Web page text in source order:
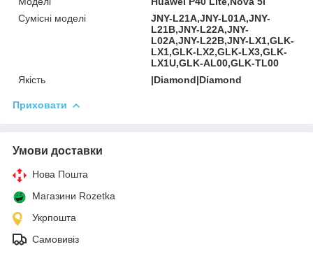
Сумісні моделі
JNY-L21A,JNY-L01A,JNY-
L21B,JNY-L22A,JNY-
L02A,JNY-L22B,JNY-LX1,GLK-
LX1,GLK-LX2,GLK-LX3,GLK-
LX1U,GLK-AL00,GLK-TL00
Якість
|Diamond|Diamond
Приховати
Умови доставки
Нова Пошта
Магазини Rozetka
Укрпошта
Самовивіз